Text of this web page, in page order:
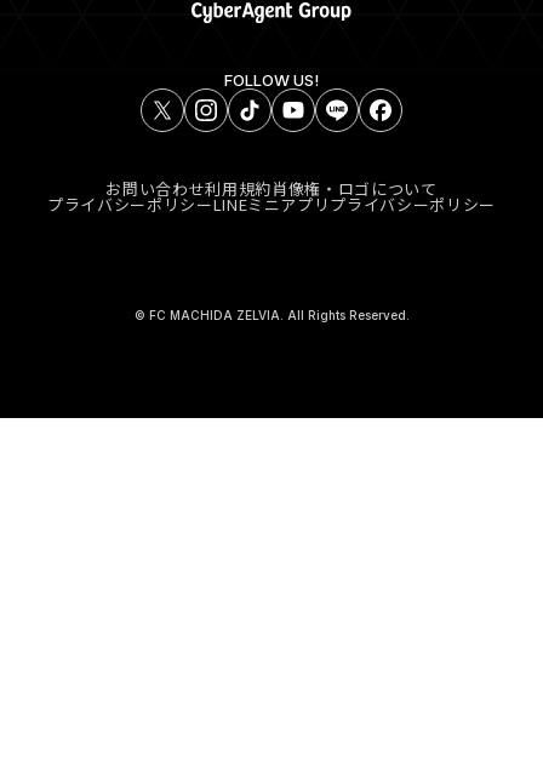
FOLLOW US!
お問い合わせ利用規約肖像権・ロゴについて
プライバシーポリシーLINEミニアプリプライバシーポリシー
© FC MACHIDA ZELVIA. All Rights Reserved.